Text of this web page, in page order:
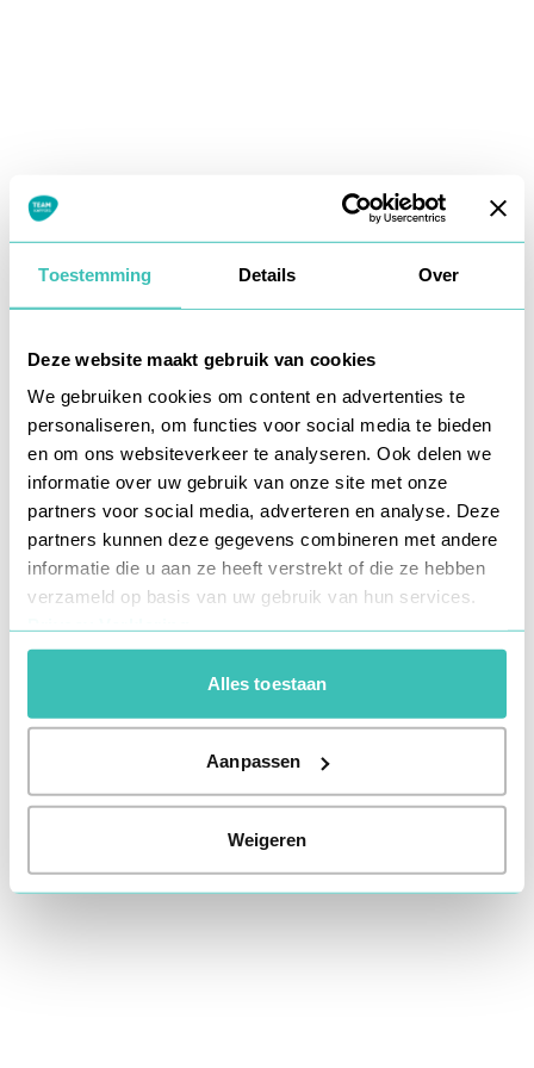
Toestemming Details Over
Deze website maakt gebruik van cookies
We gebruiken cookies om content en advertenties te
personaliseren, om functies voor social media te bieden
en om ons websiteverkeer te analyseren. Ook delen we
informatie over uw gebruik van onze site met onze
partners voor social media, adverteren en analyse. Deze
partners kunnen deze gegevens combineren met andere
informatie die u aan ze heeft verstrekt of die ze hebben
verzameld op basis van uw gebruik van hun services.
Alles toestaan
Aanpassen
Weigeren
Application error: a client
-side exception has occurred while
loadingwww.teamkappers.nl(see the browser consolefor more
information).